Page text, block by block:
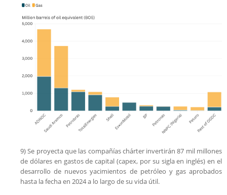
9) Se proyecta que las compañías chárter invertirán 87 mil millones
de dólares en gastos de capital (capex, por su sigla en inglés) en el
desarrollo de nuevos yacimientos de petróleo y gas aprobados
hasta la fecha en 2024 a lo largo de su vida útil.